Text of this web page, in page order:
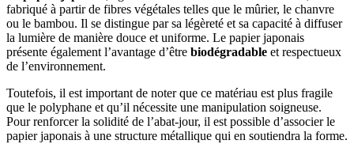
fabriqué à partir de fibres végétales telles que le mûrier, le chanvre
ou le bambou. Il se distingue par sa légèreté et sa capacité à diffuser
la lumière de manière douce et uniforme. Le papier japonais
présente également l’avantage d’être biodégradable et respectueux
de l’environnement.
Toutefois, il est important de noter que ce matériau est plus fragile
que le polyphane et qu’il nécessite une manipulation soigneuse.
Pour renforcer la solidité de l’abat-jour, il est possible d’associer le
papier japonais à une structure métallique qui en soutiendra la forme.